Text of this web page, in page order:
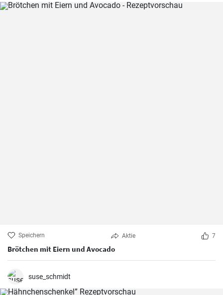
Speichern Aktie 7
Brötchen mit Eiern und Avocado
suse_schmidt